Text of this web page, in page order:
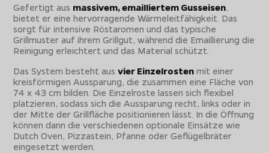
Gefertigt aus massivem, emailliertem Gusseisen,
bietet er eine hervorragende Wärmeleitfähigkeit. Das
sorgt für intensive Röstaromen und das typische
Grillmuster auf ihrem Grillgut, während die Emaillierung die
Reinigung erleichtert und das Material schützt.
Das System besteht ausvier Einzelrosten mit einer
kreisförmigen Aussparung, die zusammen eine Fläche von
74 x 43 cm bilden. Die Einzelroste lassen sich flexibel
platzieren, sodass sich die Aussparung recht, links oder in
der Mitte der Grillfläche positionieren lässt. In die Öffnung
können dann die verschiedenen optionale Einsätze wie
Dutch Oven, Pizzastein, Pfanne oder Geflügelbräter
eingesetzt werden.